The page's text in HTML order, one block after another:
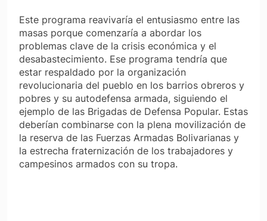
Este programa reavivaría el entusiasmo entre las
masas porque comenzaría a abordar los
problemas clave de la crisis económica y el
desabastecimiento. Ese programa tendría que
estar respaldado por la organización
revolucionaria del pueblo en los barrios obreros y
pobres y su autodefensa armada, siguiendo el
ejemplo de las Brigadas de Defensa Popular. Estas
deberían combinarse con la plena movilización de
la reserva de las Fuerzas Armadas Bolivarianas y
la estrecha fraternización de los trabajadores y
campesinos armados con su tropa.